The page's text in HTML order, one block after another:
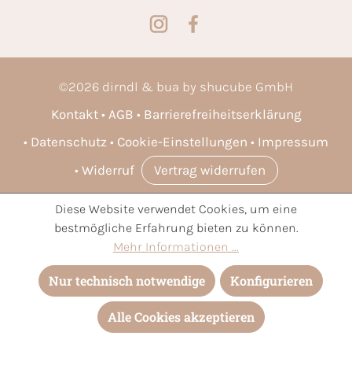
©2026 dirndl & bua by shucube GmbH
Kontakt
AGB
Barrierefreiheitserklärung
Datenschutz
Cookie-Einstellungen
Impressum
Widerruf
Vertrag widerrufen
* Alle Preise inkl. gesetzl. Mehrwertsteuer zzgl.Versandkosten
und ggf. Nachnahmegebühren, wenn nicht anders angegeben.
Diese Website verwendet Cookies, um eine
bestmögliche Erfahrung bieten zu können.
Mehr Informationen ...
Nur technisch notwendige Konfigurieren
Alle Cookies akzeptieren